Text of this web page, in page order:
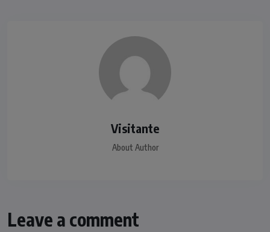
Visitante
About Author
Leave a comment